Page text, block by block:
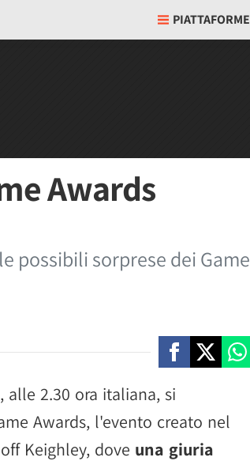
PIATTAFORME
Awards
possibili sorprese dei Game
, alle 2.30 ora italiana, si
Awards, l'evento creato nel
Keighley, dove una giuria